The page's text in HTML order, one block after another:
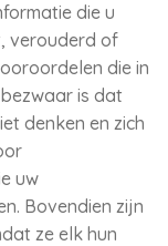
die u
verouderd of
die in
is dat
denken en zich
uw
Bovendien zijn
ze elk hun